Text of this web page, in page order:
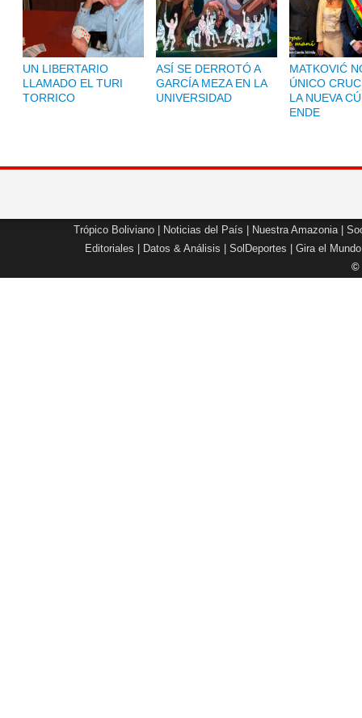
UN LIBERTARIO
LLAMADO EL TURI
TORRICO
ASÍ SE DERROTÓ A
GARCÍA MEZA EN LA
UNIVERSIDAD
MATKOVIĆ
ÚNICO
LA NUEVA
ENDE
Trópico Boliviano Noticias del País Nuestra Amazonia|
Editoriales
Datos & Análisis SolDeportes Gira el Mundo
©